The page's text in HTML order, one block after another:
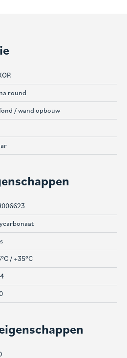
round
/ wand opbouw
/ +35°C